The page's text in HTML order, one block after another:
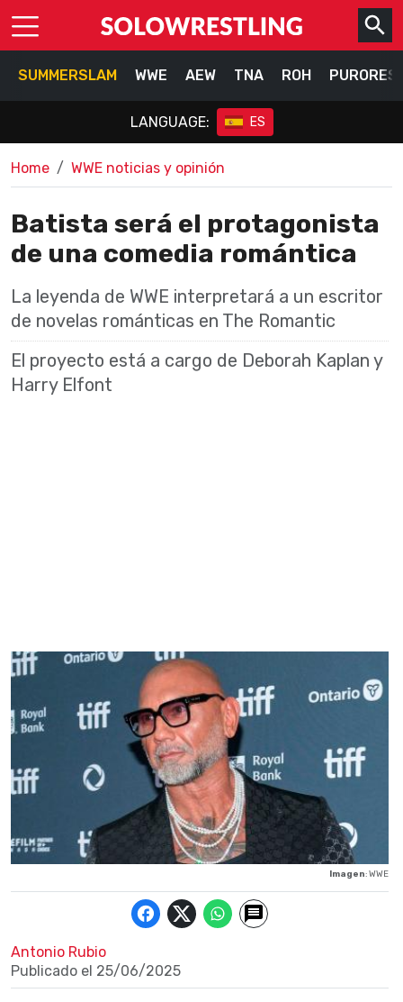
SUMMERSLAM WWE AEW TNA ROH
LANGUAGE: ES
Home WWE noticias y opinión
Batista será el protagonista
de una comedia romántica
La leyenda de WWE interpretará a un escritor
de novelas románticas en The Romantic
El proyecto está a cargo de Deborah Kaplan y
Harry Elfont
Imagen: WWE
Antonio Rubio
Publicado el 25/06/2025